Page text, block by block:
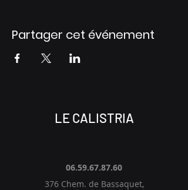
Partager cet événement
LE CALISTRIA
06.59.67.87.60
376 Chem. de Bassaquet,